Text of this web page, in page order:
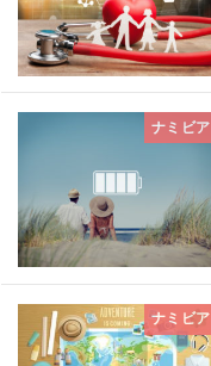
ナミビア
ナミビア